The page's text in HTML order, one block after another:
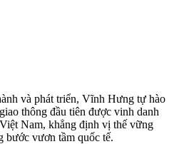
và phát triển, Vĩnh Hưng tự hào
thông đầu tiên được vinh danh
Nam, khẳng định vị thế vững
bước vươn tầm quốc tế.